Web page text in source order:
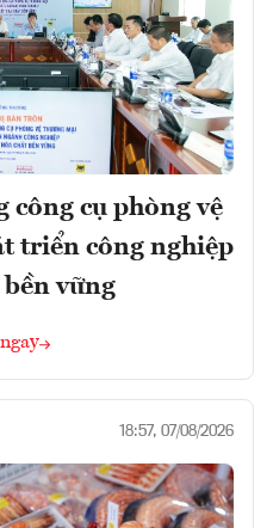
công cụ phòng vệ
triển công nghiệp
vững
18:57, 07/08/2026